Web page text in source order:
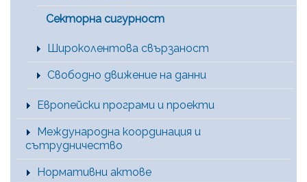
Секторна сигурност
Широколентова свързаност
Свободно движение на данни
Европейски програми и проекти
Международна координация и
сътрудничество
Нормативни актове